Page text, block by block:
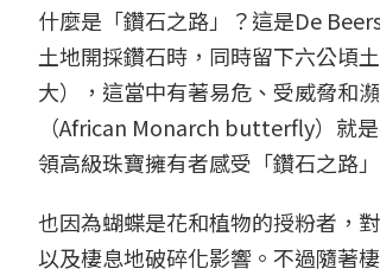
什麼是「鑽石之路」？這是De
土地開採鑽石時，同時留下六公頃
大），這當中有著易危、受威脅和
（African Monarch butterfly）就
領高級珠寶擁有者感受「鑽石之路
也因為蝴蝶是花和植物的授粉者，
以及棲息地破碎化影響。不過隨著